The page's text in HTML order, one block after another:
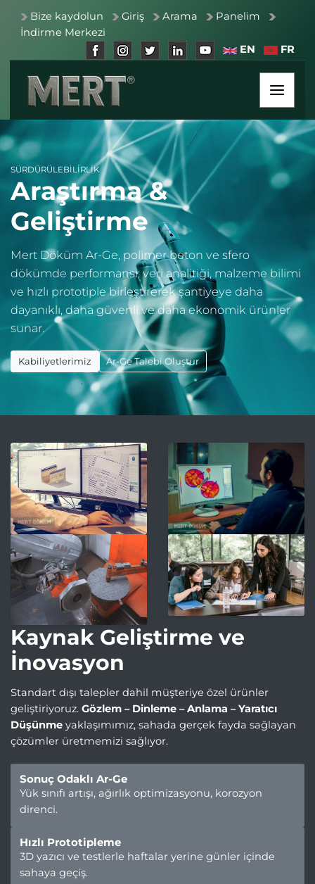
Bize kaydolun Giriş Arama
Panelim
İndirme Merkezi
EN
FR
SÜRDÜRÜLEBILIRLIK
Araştırma &
Geliştirme
Mert Döküm Ar-Ge, polimer beton ve sfero
dökümde performansı; veri analitiği, malzeme bilimi
ve hızlı prototiple birleştirerek şantiyeye daha
dayanıklı, daha güvenli ve daha ekonomik ürünler
sunar.
Kabiliyetlerimiz Ar-Ge Talebi Oluştur
Kaynak Geliştirme ve
İnovasyon
Standart dışı talepler dahil müşteriye özel ürünler
geliştiriyoruz. Gözlem – Dinleme – Anlama – Yaratıcı
Düşünme yaklaşımımız, sahada gerçek fayda sağlayan
çözümler üretmemizi sağlıyor.
Sonuç Odaklı Ar-Ge
Yük sınıfı artışı, ağırlık optimizasyonu, korozyon
direnci.
Hızlı Prototipleme
3D yazıcı ve testlerle haftalar yerine günler içinde
sahaya geçiş.